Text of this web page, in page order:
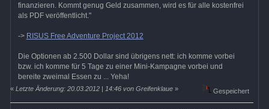
finanzieren. Kommt genug Geld zusammen, wird es für alle kostenfrei
als PDF veröffentlicht."
-> RISUS Free Adventure Project 2012
Die Optionen ab 2.500 Dollar sind übrigens nett: ich komme vorbei
bzw. ich komme für 5 Tage zu einer Mini-Kampagne vorbei und
bereite zweimal Essen zu ... Yeha!
«Letzte Änderung: 20.03.2012 | 14:46 von Greifenklaue » Gespeichert